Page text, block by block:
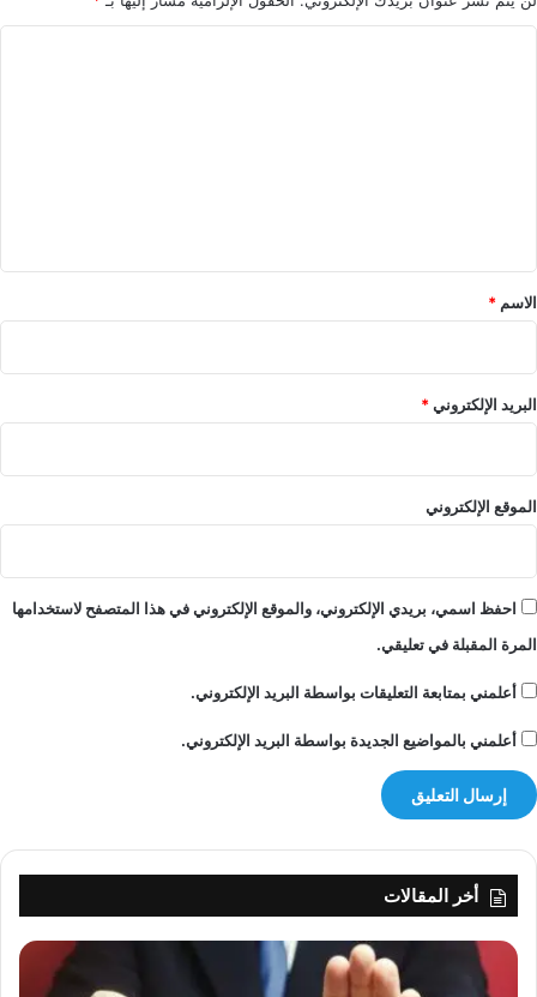
ل
*
الاسم *
البريد الإلكتروني*
الموقع الإلكتروني
احفظ اسمي، بريدي الإلكتروني، والموقع الإلكتروني في هذا المتصفح لاستخدامها
المرة المقبلة في تعليقي.
أعلمني بمتابعة التعليقات بواسطة البريد الإلكتروني.
أعلمني بالمواضيع الجديدة بواسطة البريد الإلكتروني.
أخر المقالات